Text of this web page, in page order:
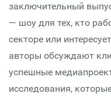
заключительный
— шоу для тех, кто
секторе или
авторы обсуждают
успешные
исследования,